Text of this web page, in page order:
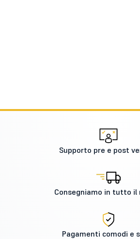
Supporto pre e post
Consegniamo in tutto il
Pagamenti comodi e